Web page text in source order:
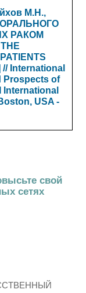
М.Н.,
РАКОМ
International
Prospects of
International
USA -
свой
сетях